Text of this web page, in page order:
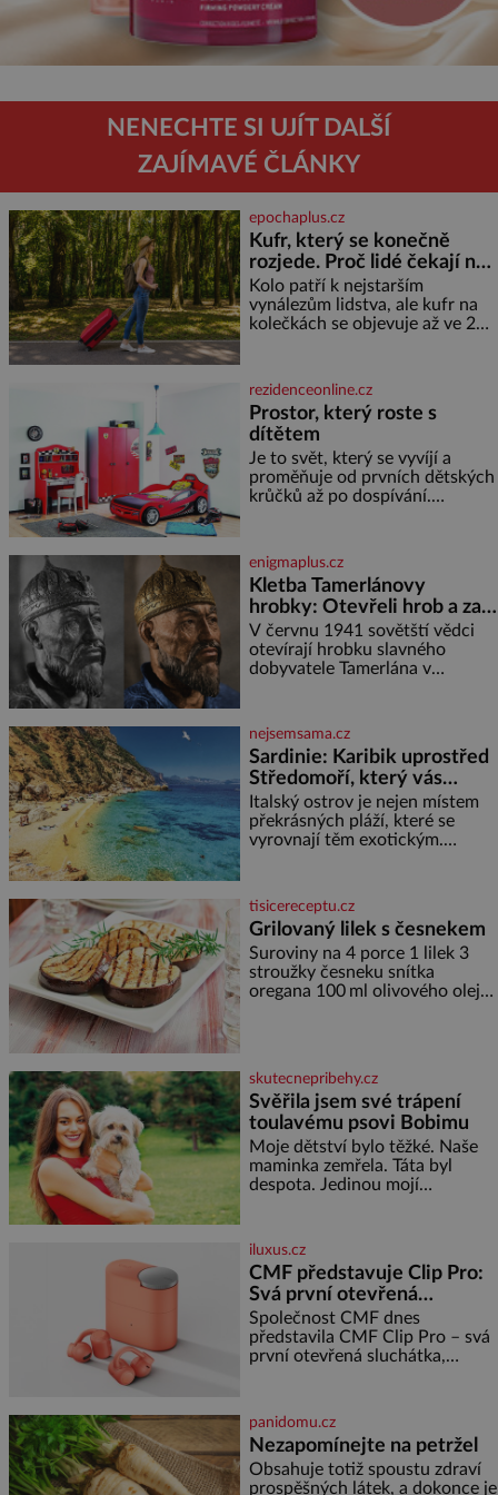
NENECHTE SI UJÍT DALŠÍ
ZAJÍMAVÉ ČLÁNKY
epochaplus.cz
Kufr, který se konečně
rozjede. Proč lidé čekají na
kolečka téměř pět tisíc let?
Kolo patří k nejstarším
vynálezům lidstva, ale kufr na
kolečkách se objevuje až ve 20.
zádech nebo je nakládají na
povozy. Stačí přitom jediný
nápad, připevnit ke kufru
kolečka. Jenže právě ten nikdo
dlouho nedostane. Až jednou se
na letišti ozve věta, která změní
rezidenceonline.cz
Prostor, který roste s
dítětem
Je to svět, který se vyvíjí a
proměňuje od prvních dětských
krůčků až po dospívání.
soustředění i odpočinek a
reaguje na každou etapu života
a specifické potřeby dítěte. Pro
nejmenší je klíčová
jednoduchost, měkkost a
bezpečí, proto by pokoj
miminka měl působit především
enigmaplus.cz
Kletba Tamerlánovy
hrobky: Otevřeli hrob a za
dva dny začala invaze do
SSSR. Náhoda, nebo
varování?
V červnu 1941 sovětští vědci
otevírají hrobku slavného
dobyvatele Tamerlána v
zahajuje operaci Barbarossa a
napadá Sovětský svaz. Shoda
dat je
nejsemsama.cz
Sardinie: Karibik uprostřed
Středomoří, který vás
okouzlí
Italský ostrov je nejen místem
překrásných pláží, které se
vyrovnají těm exotickým.
Fascinující stará malebná
městečka či třeba dechberoucí
útesy. Druhý největší italský
ostrov o velikosti přibližně
jedné třetiny České republiky
vás ohromí nejen svými plážemi
luxusem.Zjistěte,
tisicereceptu.cz
Grilovaný lilek s česnekem
Suroviny na 4 porce 1 lilek 3
stroužky česneku snítka
oregana 100 ml olivového oleje
skutecnepribehy.cz
Svěřila jsem své trápení
toulavému psovi Bobimu
Moje dětství bylo těžké. Naše
maminka zemřela. Táta byl
despota. Jedinou mojí
dítě měla peklo. Maminka
zemřela, když jsem byla ještě
malá. Otec hodně pil a často
dokázal propít skoro celou
výplatu. Čtyři roky jsem chodila
do školy u nás na vesnici. Měli
mě tam rádi, protože
iluxus.cz
CMF představuje Clip Pro:
Svá první otevřená
sluchátka
Společnost CMF dnes
představila CMF Clip Pro – svá
první otevřená sluchátka,
stejně přirozeně, jako zní. CMF
Clip Pro jsou navržena pro lid
panidomu.cz
Nezapomínejte na petržel
Obsahuje totiž spoustu zdraví
prospěšných látek, a dokonce je